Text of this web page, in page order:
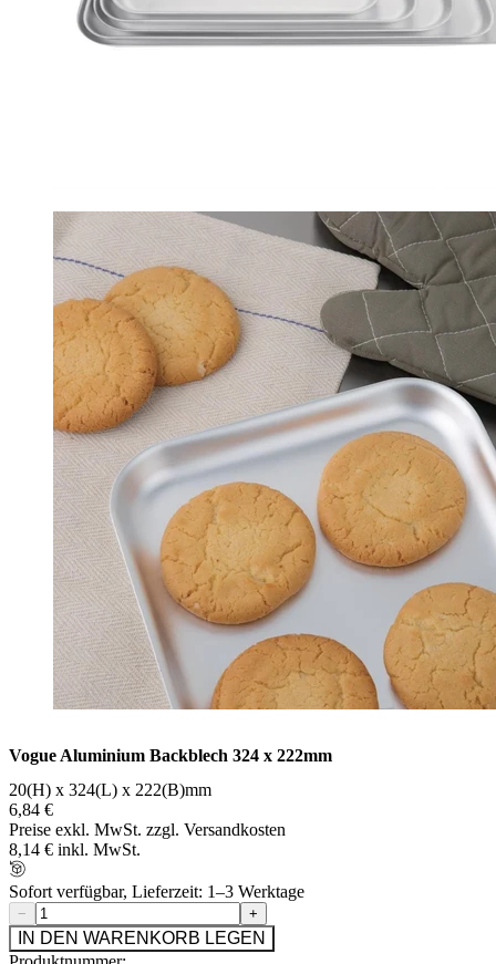
Vogue Aluminium Backblech 324 x 222mm
20(H) x 324(L) x 222(B)mm
6,84 €
Preise exkl. MwSt. zzgl. Versandkosten
8,14 € inkl. MwSt.
Sofort verfügbar, Lieferzeit: 1–3 Werktage
− +
IN DEN WARENKORB LEGEN